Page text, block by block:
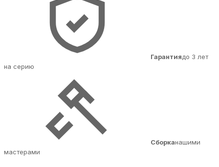
Гарантиядо 3 лет
на серию
Сборканашими
мастерами